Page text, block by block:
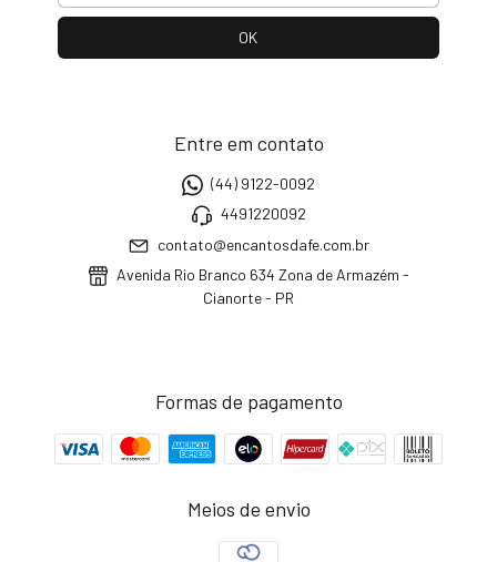
Entre em contato
(44) 9122-0092
4491220092
contato@encantosdafe.com.br
Avenida Rio Branco 634 Zona de Armazém -
Cianorte - PR
Formas de pagamento
Meios de envio